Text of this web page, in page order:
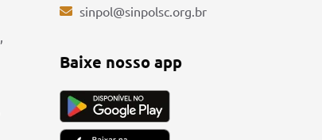
sinpol@sinpolsc.org.br
Baixe nosso app